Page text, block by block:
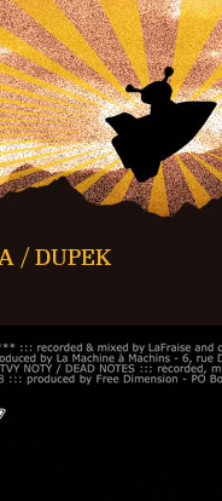
/ DUPEK